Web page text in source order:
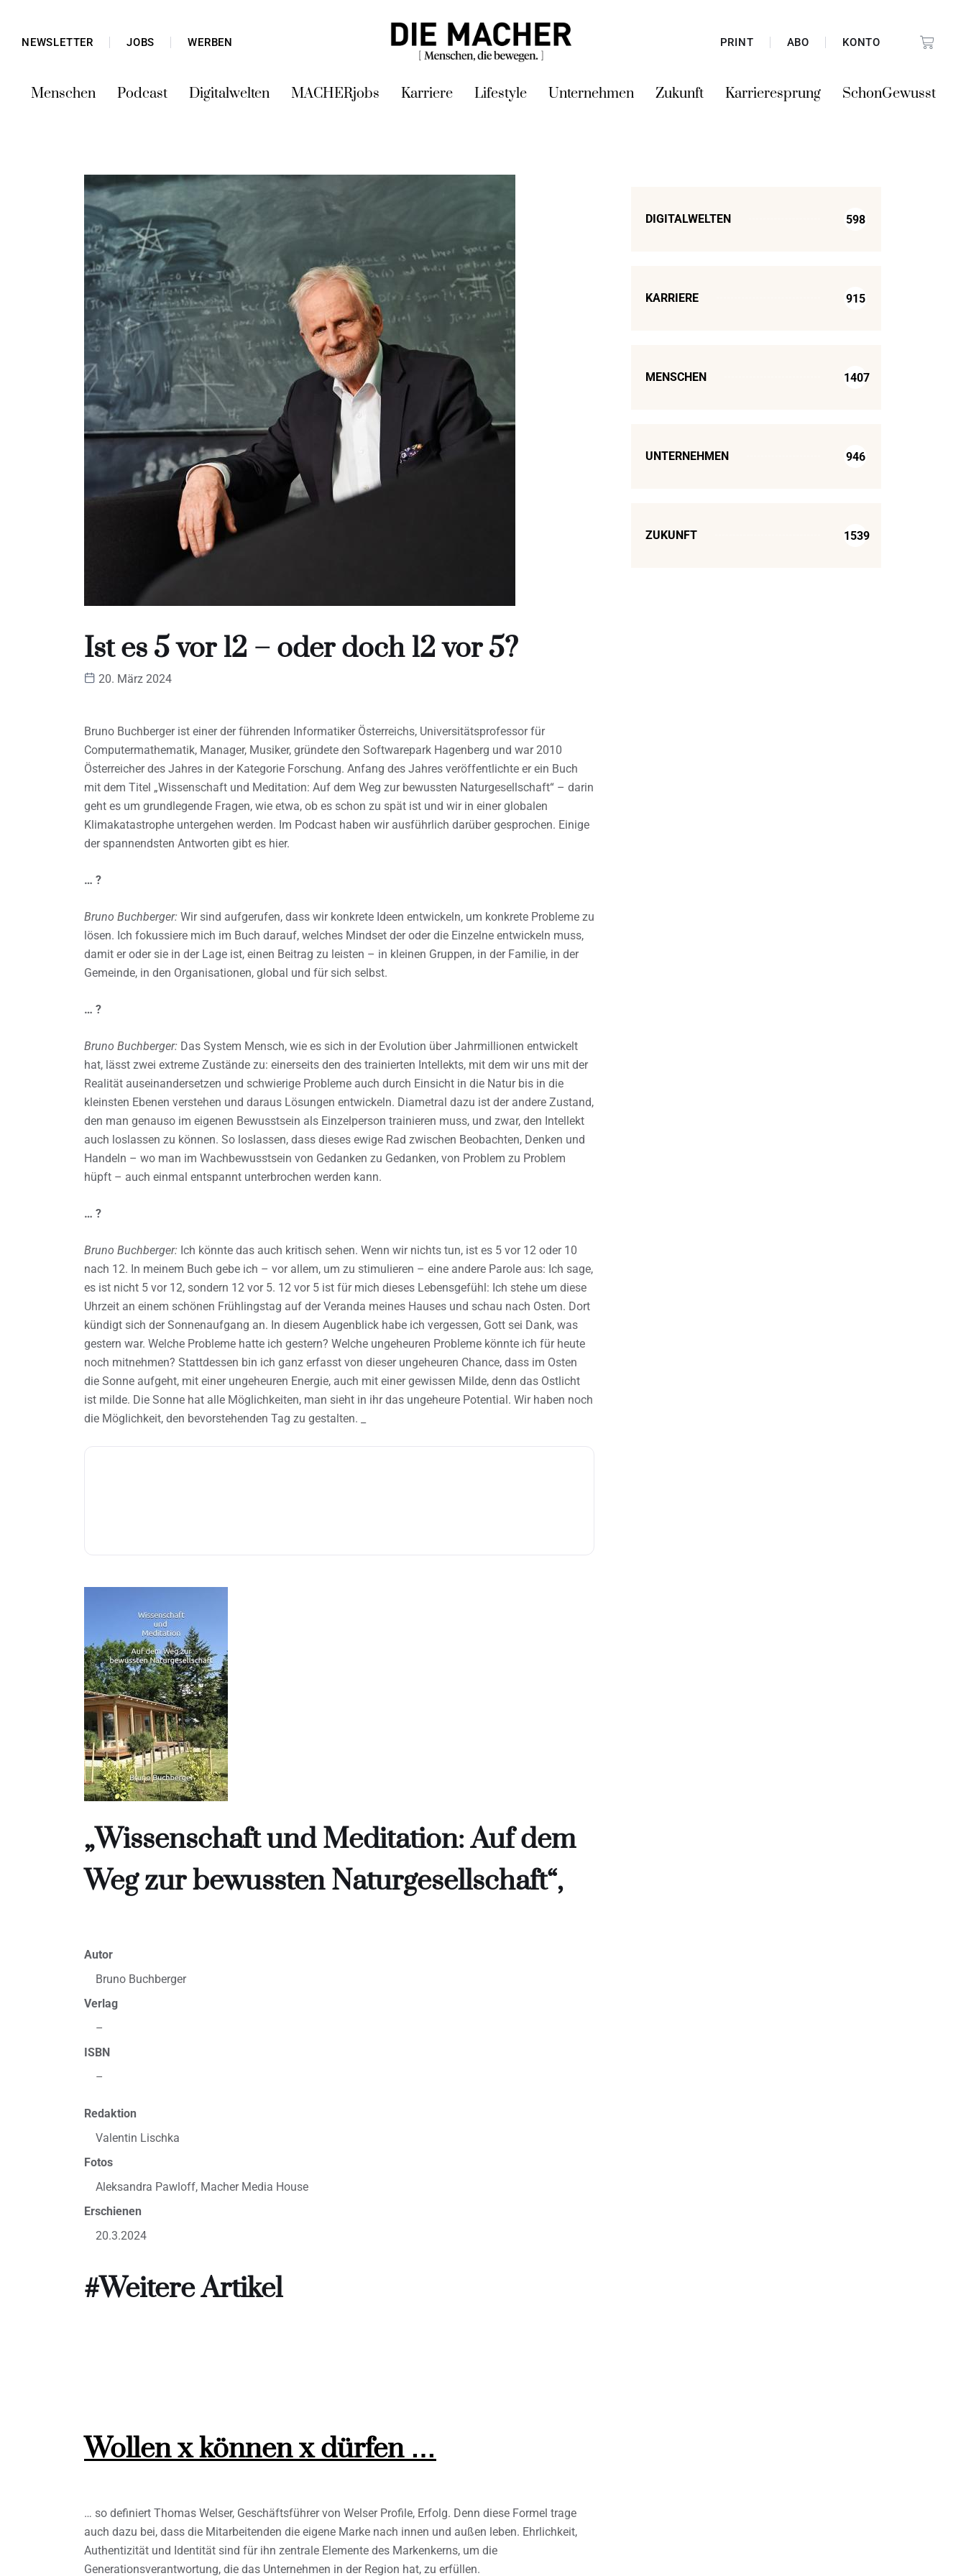
NEWSLETTER JOBS WERBEN PRINT ABO KONTO
Menschen Podcast Digitalwelten MACHERjobs Karriere Lifestyle Unternehmen Zukunft Karrieresprung SchonGewusst
Ist es 5 vor 12 – oder doch 12 vor 5?
20. März 2024
Bruno Buchberger ist einer der führenden Informatiker Österreichs, Universitätsprofessor für
Computermathematik, Manager, Musiker, gründete den Softwarepark Hagenberg und war 2010
Österreicher des Jahres in der Kategorie Forschung. Anfang des Jahres veröffentlichte er ein Buch
mit dem Titel „Wissenschaft und Meditation: Auf dem Weg zur bewussten Naturgesellschaft“ – darin
geht es um grundlegende Fragen, wie etwa, ob es schon zu spät ist und wir in einer globalen
Klimakatastrophe untergehen werden. Im Podcast haben wir ausführlich darüber gesprochen. Einige
der spannendsten Antworten gibt es hier.
… ?
Bruno Buchberger: Wir sind aufgerufen, dass wir konkrete Ideen entwickeln, um konkrete Probleme zu
lösen. Ich fokussiere mich im Buch darauf, welches Mindset der oder die Einzelne entwickeln muss,
damit er oder sie in der Lage ist, einen Beitrag zu leisten – in kleinen Gruppen, in der Familie, in der
Gemeinde, in den Organisationen, global und für sich selbst.
… ?
Bruno Buchberger: Das System Mensch, wie es sich in der Evolution über Jahrmillionen entwickelt
hat, lässt zwei extreme Zustände zu: einerseits den des trainierten Intellekts, mit dem wir uns mit der
Realität auseinandersetzen und schwierige Probleme auch durch Einsicht in die Natur bis in die
kleinsten Ebenen verstehen und daraus Lösungen entwickeln. Diametral dazu ist der andere Zustand,
den man genauso im eigenen Bewusstsein als Einzelperson trainieren muss, und zwar, den Intellekt
auch loslassen zu können. So loslassen, dass dieses ewige Rad zwischen Beobachten, Denken und
Handeln – wo man im Wachbewusstsein von Gedanken zu Gedanken, von Problem zu Problem
hüpft – auch einmal entspannt unterbrochen werden kann.
… ?
Bruno Buchberger: Ich könnte das auch kritisch sehen. Wenn wir nichts tun, ist es 5 vor 12 oder 10
nach 12. In meinem Buch gebe ich – vor allem, um zu stimulieren – eine andere Parole aus: Ich sage,
es ist nicht 5 vor 12, sondern 12 vor 5. 12 vor 5 ist für mich dieses Lebensgefühl: Ich stehe um diese
Uhrzeit an einem schönen Frühlingstag auf der Veranda meines Hauses und schau nach Osten. Dort
kündigt sich der Sonnenaufgang an. In diesem Augenblick habe ich vergessen, Gott sei Dank, was
gestern war. Welche Probleme hatte ich gestern? Welche ungeheuren Probleme könnte ich für heute
noch mitnehmen? Stattdessen bin ich ganz erfasst von dieser ungeheuren Chance, dass im Osten
die Sonne aufgeht, mit einer ungeheuren Energie, auch mit einer gewissen Milde, denn das Ostlicht
ist milde. Die Sonne hat alle Möglichkeiten, man sieht in ihr das ungeheure Potential. Wir haben noch
die Möglichkeit, den bevorstehenden Tag zu gestalten. _
„Wissenschaft und Meditation: Auf dem
Weg zur bewussten Naturgesellschaft“,
Autor
Bruno Buchberger
Verlag
–
ISBN
–
Redaktion
Valentin Lischka
Fotos
Aleksandra Pawloff, Macher Media House
Erschienen
20.3.2024
#Weitere Artikel
Wollen x können x dürfen …
… so definiert Thomas Welser, Geschäftsführer von Welser Profile, Erfolg. Denn diese Formel trage
auch dazu bei, dass die Mitarbeitenden die eigene Marke nach innen und außen leben. Ehrlichkeit,
Authentizität und Identität sind für ihn zentrale Elemente des Markenkerns, um die
Generationsverantwortung, die das Unternehmen in der Region hat, zu erfüllen.
DIGITALWELTEN 598
KARRIERE 915
MENSCHEN 1407
UNTERNEHMEN 946
ZUKUNFT 1539